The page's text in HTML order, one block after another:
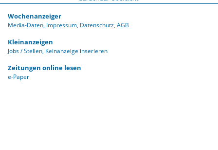
Wochenanzeiger
Media-Daten Impressum Datenschutz AGB
Kleinanzeigen
Jobs / Stellen Keinanzeige inserieren
Zeitungen online lesen
e-Paper